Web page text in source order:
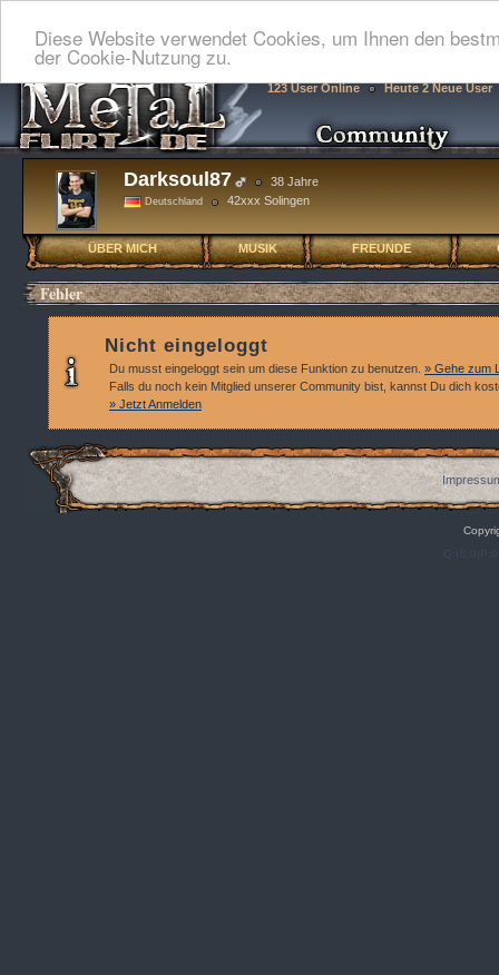
Diese Website verwendet Cookies, um Ihnen den
der Cookie-Nutzung zu.
123 User Online Heute 2 Neue User
Darksoul87 38 Jahre
Deutschland 42xxx Solingen
ÜBER MICH MUSIK FREUNDE
Fehler
Nicht eingeloggt
Du musst eingeloggt sein um diese Funktion zu benutzen. » Gehe zum
Falls du noch kein Mitglied unserer Community bist, kannst Du dich
» Jetzt Anmelden